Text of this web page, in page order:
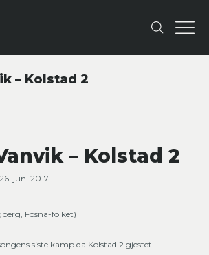
– Kolstad 2
– Kolstad 2
26. juni 2017
Fosna-folket)
siste kamp da Kolstad 2 gjestet